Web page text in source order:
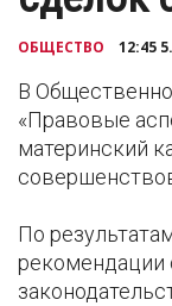
ОБЩЕСТВО 12:45
В
«Правовые
материнский
По
рекомендации